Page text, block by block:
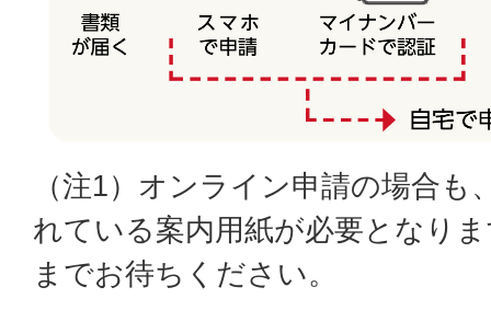
（注1）オンライン申請の場合も
れている案内用紙が必要となり
までお待ちください。